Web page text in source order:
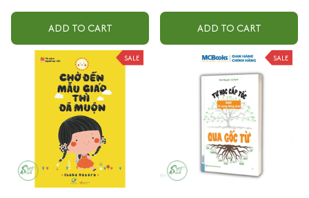
ADD TO CART ADD TO CART
SALE SALE